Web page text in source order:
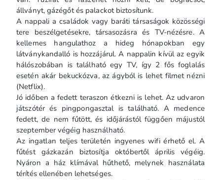
állványt, gázégőt és palackot biztosítunk.
A nappali a családok vagy baráti társaságok közösségi
tere beszélgetésekre, társasozásra és TV-nézésre. A
kellemes hangulathoz a hideg hónapokban egy
látványkandalló is hozzájárul. A nappalin kívül az egyik
hálószobában is található egy TV, így 2 fős foglalás
esetén akár bekuckózva, az ágyból is lehet filmet nézni
(Netflix).
Jó időben a fedett teraszon étkezni is lehet. Az udvaron
játszótér és pingpongasztal is található. A medence
fedett, de nem fűtött, és időjárástól függően májustól
szeptember végéig használható.
Az ingatlan teljes területén ingyenes wifi érhető el. A
fűtést gázkazán biztosítja októbertől április végéig.
Nyáron a ház klímával hűthető, melynek használata
térítés ellenében lehetséges.